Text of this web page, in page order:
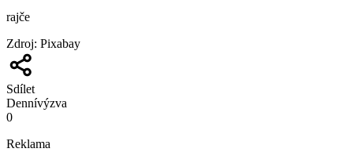
rajče
Zdroj: Pixabay
Sdílet
Dennívýzva
0
Reklama